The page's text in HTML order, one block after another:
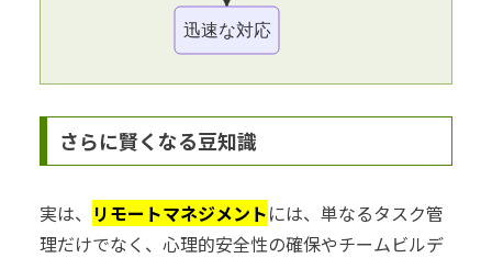
迅速な対応
さらに賢くなる豆知識
実は、 リモートマネジメントには、単なるタスク管
理だけでなく、心理的安全性の確保やチームビルデ